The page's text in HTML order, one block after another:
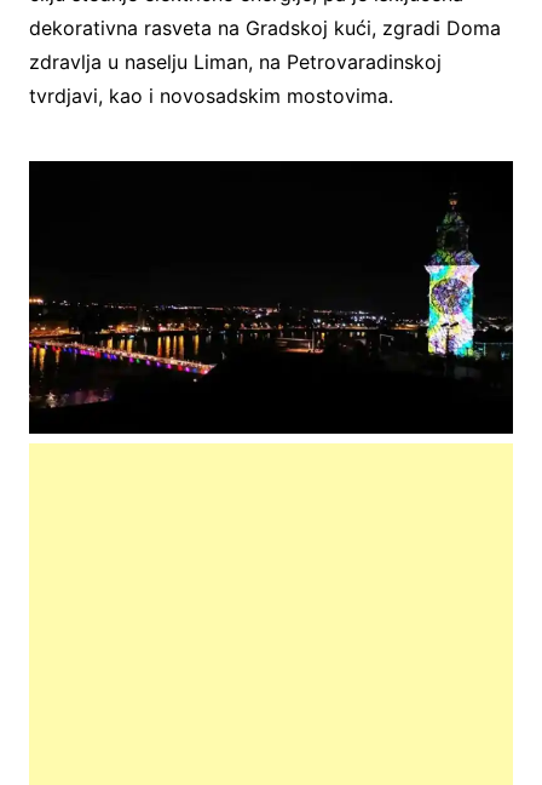
dekorativna rasveta na Gradskoj kući, zgradi Doma
zdravlja u naselju Liman, na Petrovaradinskoj
tvrdjavi, kao i novosadskim mostovima.